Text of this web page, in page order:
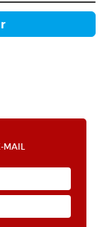
MAIL